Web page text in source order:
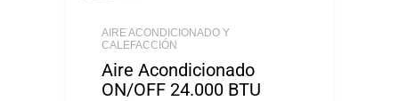
AIRE ACONDICIONADO Y
CALEFACCIÓN
Aire Acondicionado
ON/OFF 24.000 BTU